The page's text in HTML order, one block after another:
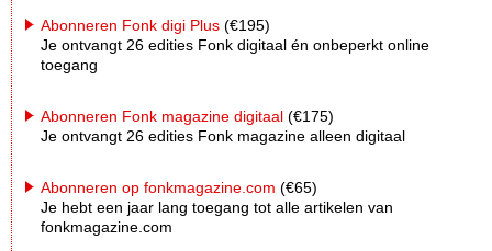
Abonneren Fonk digi Plus (€195)
Je ontvangt 26 edities Fonk digitaal én onbeperkt online
toegang
Abonneren Fonk magazine digitaal (€175)
Je ontvangt 26 edities Fonk magazine alleen digitaal
Abonneren op fonkmagazine.com (€65)
Je hebt een jaar lang toegang tot alle artikelen van
fonkmagazine.com